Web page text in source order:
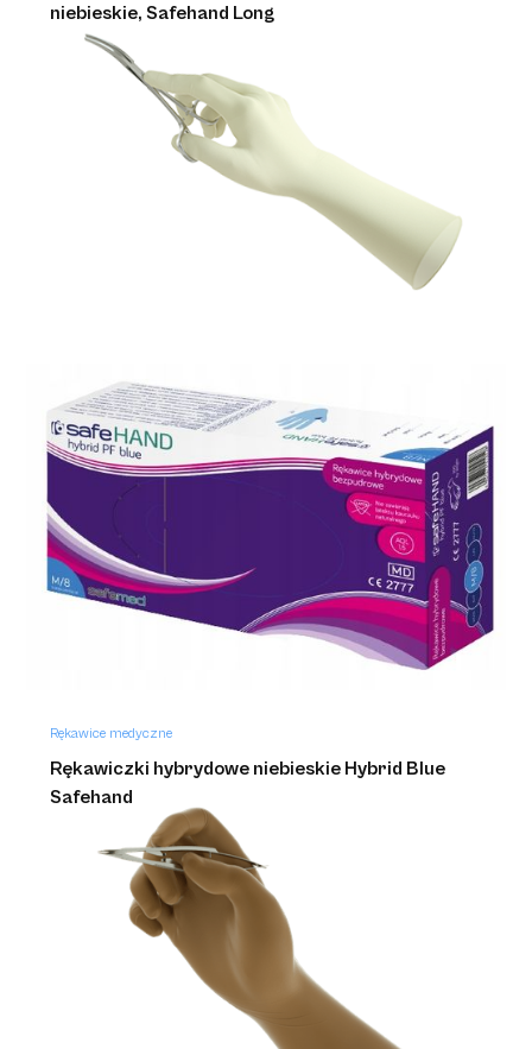
niebieskie, Safehand Long
Rękawice medyczne
Medi-Grip Latex Standard
Rękawice medyczne
Rękawiczki hybrydowe niebieskie Hybrid Blue
Safehand